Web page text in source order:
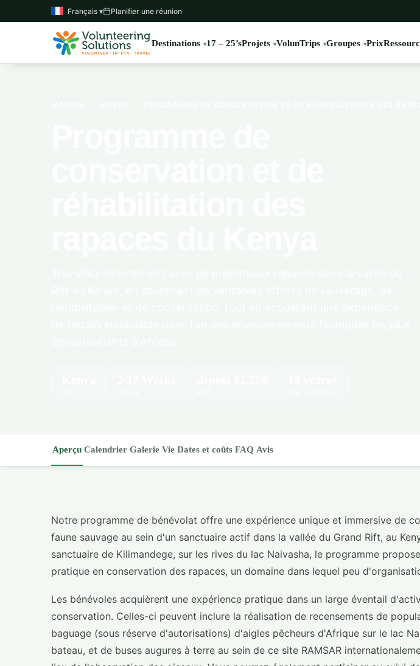
Français ▾ Planifier une réunion
Destinations 17 – 25’sProjets VolunTrips Groupes Prix
Aperçu Calendrier Galerie Vie Dates et coûts FAQ Avis
Notre programme de bénévolat offre une expérience unique et immersive de
faune sauvage au sein d'un sanctuaire actif dans la vallée du Grand Rift, au
sanctuaire de Kilimandege, sur les rives du lac Naivasha, le programme
pratique en conservation des rapaces, un domaine dans lequel peu
Les bénévoles acquièrent une expérience pratique dans un large éventail
conservation. Celles-ci peuvent inclure la réalisation de recensements de
baguage (sous réserve d'autorisations) d'aigles pêcheurs d'Afrique sur le lac
bateau, et de buses augures à terre au sein de ce site RAMSAR